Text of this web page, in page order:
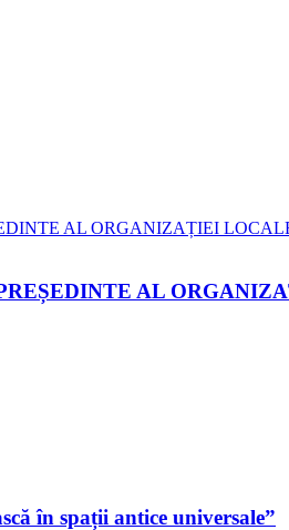
AL
în spații antice universale”